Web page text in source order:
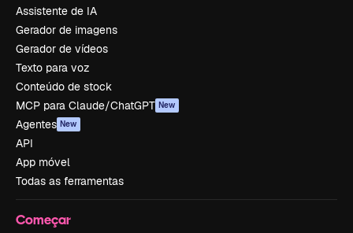
Assistente de IA
Gerador de imagens
Gerador de vídeos
Texto para voz
Conteúdo de stock
MCP para Claude/ChatGPT New
Agentes New
API
App móvel
Todas as ferramentas
Começar